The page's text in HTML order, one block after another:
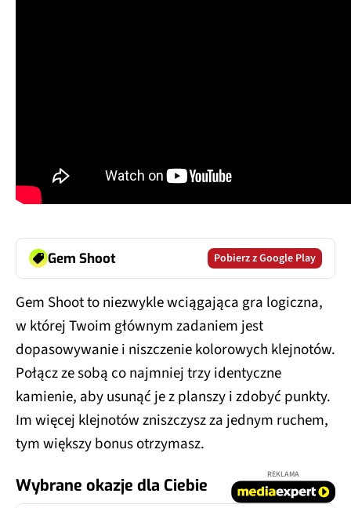
Gem Shoot Pobierz z Google Play
Gem Shoot to niezwykle wciągająca gra logiczna,
w której Twoim głównym zadaniem jest
dopasowywanie i niszczenie kolorowych klejnotów.
Połącz ze sobą co najmniej trzy identyczne
kamienie, aby usunąć je z planszy i zdobyć punkty.
Im więcej klejnotów zniszczysz za jednym ruchem,
tym większy bonus otrzymasz.
Wybrane okazje dla Ciebie
REKLAMA